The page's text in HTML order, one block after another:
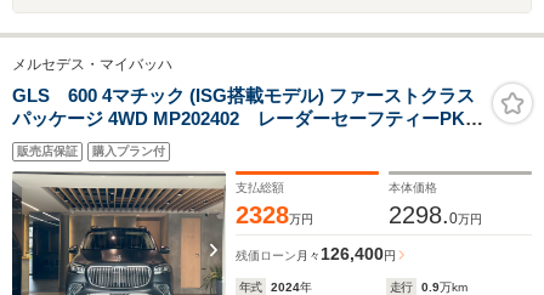
メルセデス・マイバッハ
GLS 600 4マチック (ISG搭載モデル) ファーストクラス
パッケージ 4WD MP202402 レーダーセーフティーPKG
4人乗 左右独立シート 格納式テーブル クーリングボック
ス 専用シャンパングラス格納 パノラミックスライディ
ングルーフ リラクゼーション機能 シートヒータープラス
販売店保証 購入プラン付
支払総額
2328万円
本体価格
2298.0万円
残価ローン 月々 126,400円
年式 2024年 走行 0.9万km